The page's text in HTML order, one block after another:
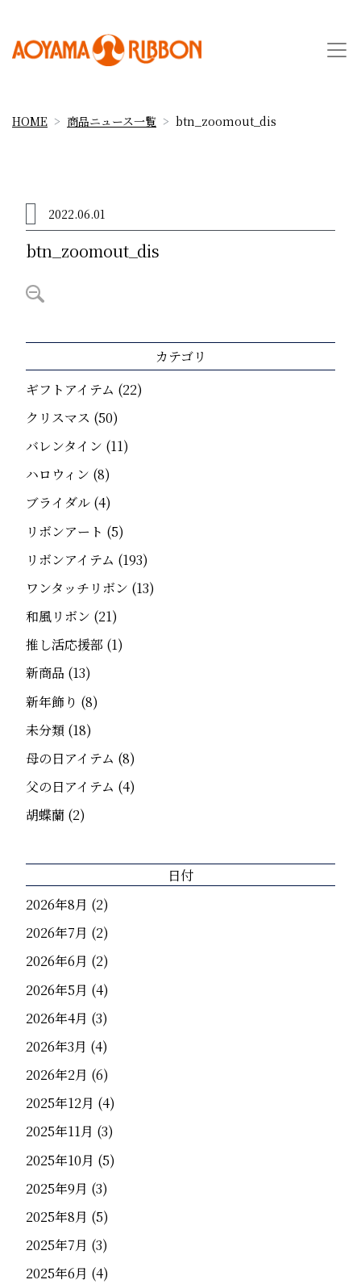
HOME 商品ニュース一覧 btn_zoomout_dis
2022.06.01
btn_zoomout_dis
カテゴリ
ギフトアイテム (22)
クリスマス (50)
バレンタイン (11)
ハロウィン (8)
ブライダル (4)
リボンアート (5)
リボンアイテム (193)
ワンタッチリボン (13)
和風リボン (21)
推し活応援部 (1)
新商品 (13)
新年飾り (8)
未分類 (18)
母の日アイテム (8)
父の日アイテム (4)
胡蝶蘭 (2)
日付
2026年8月 (2)
2026年7月 (2)
2026年6月 (2)
2026年5月 (4)
2026年4月 (3)
2026年3月 (4)
2026年2月 (6)
2025年12月 (4)
2025年11月 (3)
2025年10月 (5)
2025年9月 (3)
2025年8月 (5)
2025年7月 (3)
2025年6月 (4)